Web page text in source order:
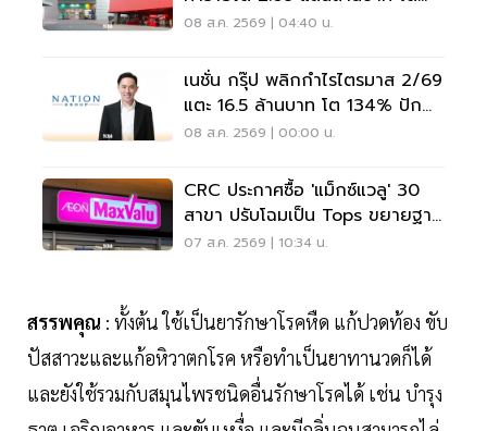
3.6%
08 ส.ค. 2569 | 04:40 น.
เนชั่น กรุ๊ป พลิกกำไรไตรมาส 2/69
แตะ 16.5 ล้านบาท โต 134% ปัก
หมุดสู่ ‘มีเดียเทค’
08 ส.ค. 2569 | 00:00 น.
CRC ประกาศซื้อ 'แม็กซ์แวลู' 30
สาขา ปรับโฉมเป็น Tops ขยายฐาน
ลูกค้าเพิ่ม 9 แสนราย
07 ส.ค. 2569 | 10:34 น.
สรรพคุณ : ทั้งต้น ใช้เป็นยารักษาโรคหืด แก้ปวดท้อง ขับ
ปัสสาวะและแก้อหิวาตกโรค หรือทำเป็นยาทานวดก็ได้
และยังใช้รวมกับสมุนไพรชนิดอื่นรักษาโรคได้ เช่น บำรุง